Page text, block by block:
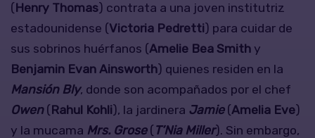
( Henry Thomas) contrata a una joven institutriz
estadounidense (Victoria Pedretti) para cuidar de
sus sobrinos huérfanos (Amelie Bea Smith y
Benjamin Evan Ainsworth) quienes residen en la
Mansión Bly, donde son acompañados por el chef
Owen( Rahul Kohli), la jardinera Jamie(Amelia Eve)
y la mucama Mrs. Grose( T’Nia Miller). Sin embargo,